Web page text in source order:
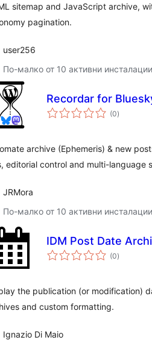
sitemap and JavaScript archive,
pagination.
user256
По-малко от 10 активни инсталации
Recordar for
(0общо
оценки
)
archive (Ephemeris) & new
editorial control and multi-language
JRMora
По-малко от 10 активни инсталации
IDM Post Date
(0общо
оценки
)
the publication (or modification)
and custom formatting.
Ignazio Di Maio